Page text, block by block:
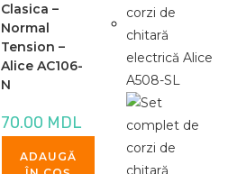
Clasica –
Normal
Tension –
Alice AC106-
N
70.00 MDL
ADAUGĂ